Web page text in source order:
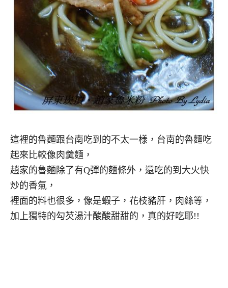
這裡的魯麵跟台南吃到的不太一樣，台南的魯麵吃
起來比較像肉羹麵，
趙家的魯麵除了有Q彈的麵條外，還吃的到大火快
炒的香氣，
裡面的料也很多，像是蝦子，花枝豬肝，肉絲等，
加上獨特的勾芡湯汁酸酸甜甜的，真的好吃耶!!